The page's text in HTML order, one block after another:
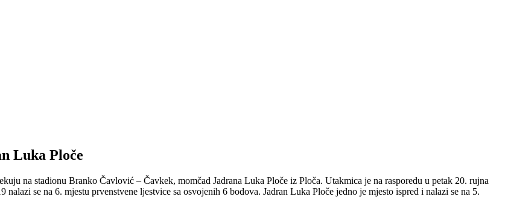
Luka Ploče
na stadionu Branko Čavlović – Čavkek, momčad Jadrana Luka Ploče iz Ploča. Utakmica je na rasporedu u petak 20. rujna
se na 6. mjestu prvenstvene ljestvice sa osvojenih 6 bodova. Jadran Luka Ploče jedno je mjesto ispred i nalazi se na 5.